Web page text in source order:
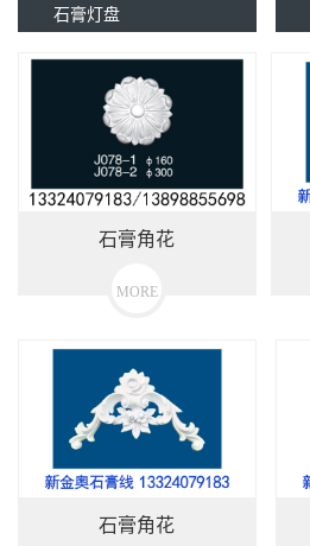
石膏灯盘
石膏角花
MORE
石膏角花